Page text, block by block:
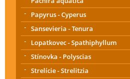
Papyrus - Cyperus
Sansevieria - Tenura
Lopatkovec - Spathiphyllum
Stínovka - Polyscias
Strelície - Strelitzia